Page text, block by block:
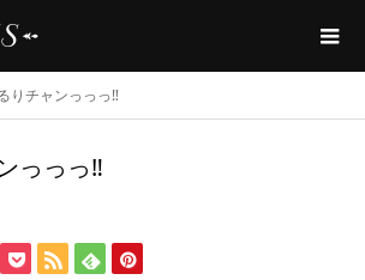
りチャンっっっ‼︎
っっっ‼︎